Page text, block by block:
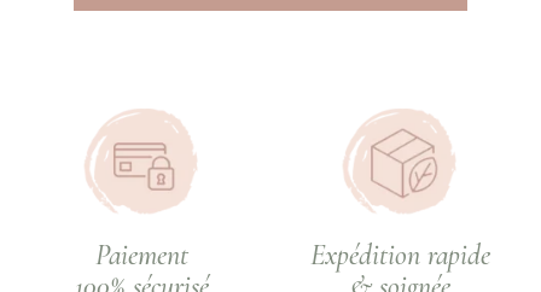
Paiement
Expédition rapide